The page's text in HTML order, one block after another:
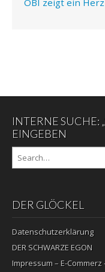
INTERNE SUCHE:
EINGEBEN
DER GLÖCKEL
Datenschutzerklärung
DER SCHWARZE EGON
Impressum – E-Commerz